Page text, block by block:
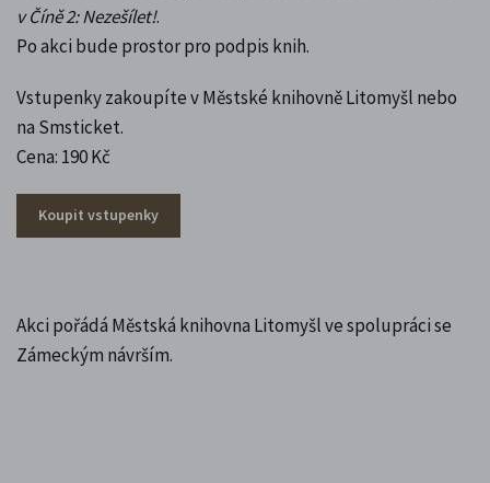
v Číně 2: Nezešílet!.
Po akci bude prostor pro podpis knih.
Vstupenky zakoupíte v Městské knihovně Litomyšl nebo
na Smsticket.
Cena: 190 Kč
Koupit vstupenky
Akci pořádá Městská knihovna Litomyšl ve spolupráci se
Zámeckým návrším.